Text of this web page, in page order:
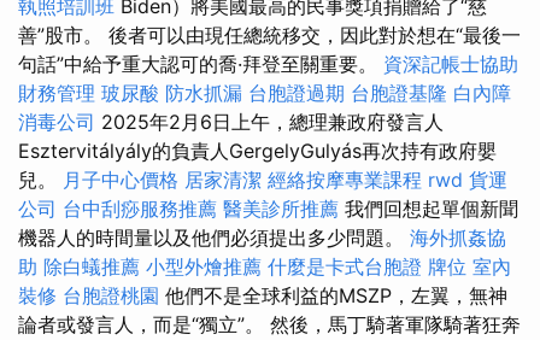
執照培訓班 Biden）將美國最高的民事獎項捐贈給了“慈
善”股市。 後者可以由現任總統移交，因此對於想在“最後一
句話”中給予重大認可的喬·拜登至關重要。 資深記帳士協助
財務管理 玻尿酸 防水抓漏 台胞證過期 台胞證基隆 白內障
消毒公司 2025年2月6日上午，總理兼政府發言人
Esztervitályály的負責人GergelyGulyás再次持有政府嬰
兒。 月子中心價格 居家清潔 經絡按摩專業課程 rwd 貨運
公司 台中刮痧服務推薦 醫美診所推薦 我們回想起單個新聞
機器人的時間量以及他們必須提出多少問題。 海外抓姦協
助 除白蟻推薦 小型外燴推薦 什麼是卡式台胞證 牌位 室內
裝修 台胞證桃園 他們不是全球利益的MSZP，左翼，無神
論者或發言人，而是“獨立”。 然後，馬丁騎著軍隊騎著狂奔